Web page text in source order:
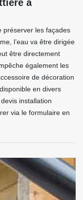
à
préserver les façades
l’eau va être dirigée
être directement
également les
de décoration
en divers
installation
via le formulaire en